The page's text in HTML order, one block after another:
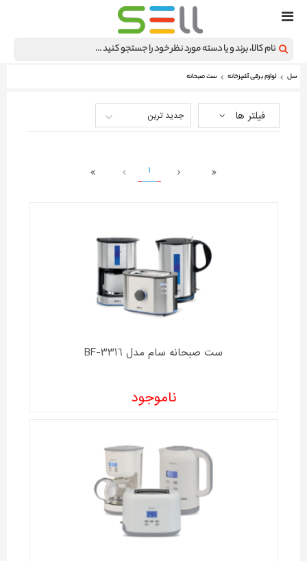
سل لوازم برقی آشپزخانه ست صبحانه
فیلتر ها جدید ترین
1
ست صبحانه سام مدل BF-3316
ناموجود